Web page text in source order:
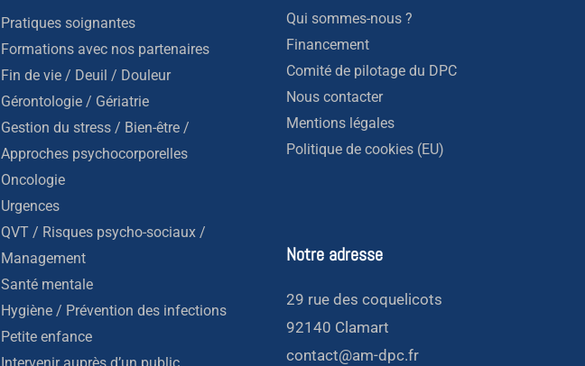
Pratiques soignantes
Formations avec nos partenaires
Fin de vie / Deuil / Douleur
Gérontologie / Gériatrie
Gestion du stress / Bien-être /
Approches psychocorporelles
Oncologie
Urgences
QVT / Risques psycho-sociaux /
Management
Santé mentale
Hygiène / Prévention des infections
Petite enfance
Qui sommes-nous ?
Financement
Comité de pilotage du DPC
Nous contacter
Mentions légales
Politique de cookies (EU)
Notre adresse
29 rue des coquelicots
92140 Clamart
contact@am-dpc.fr